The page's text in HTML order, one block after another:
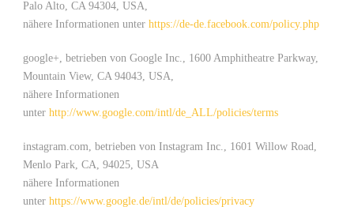
Palo Alto, CA 94304, USA,
nähere Informationen unter https://de-de.facebook.com/policy.php
google+, betrieben von Google Inc., 1600 Amphitheatre Parkway,
Mountain View, CA 94043, USA,
nähere Informationen
unter http://www.google.com/intl/de_ALL/policies/terms
instagram.com, betrieben von Instagram Inc., 1601 Willow Road,
Menlo Park, CA, 94025, USA
nähere Informationen
unter https://www.google.de/intl/de/policies/privacy